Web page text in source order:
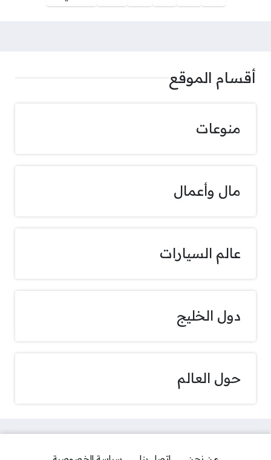
أقسام الموقع
منوعات
مال وأعمال
عالم السيارات
دول الخليج
حول العالم